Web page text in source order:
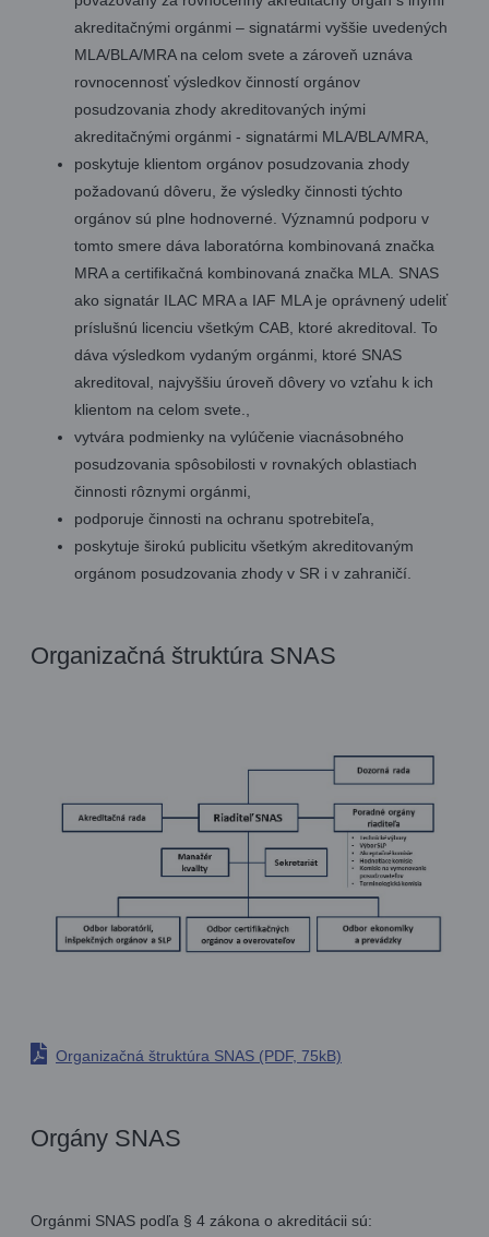
akreditačnými orgánmi – signatármi vyššie uvedených
MLA/BLA/MRA na celom svete a zároveň uznáva
rovnocennosť výsledkov činností orgánov
posudzovania zhody akreditovaných inými
akreditačnými orgánmi - signatármi MLA/BLA/MRA,
poskytuje klientom orgánov posudzovania zhody
požadovanú dôveru, že výsledky činnosti týchto
orgánov sú plne hodnoverné. Významnú podporu v
tomto smere dáva laboratórna kombinovaná značka
MRA a certifikačná kombinovaná značka MLA. SNAS
ako signatár ILAC MRA a IAF MLA je oprávnený udeliť
príslušnú licenciu všetkým CAB, ktoré akreditoval. To
dáva výsledkom vydaným orgánmi, ktoré SNAS
akreditoval, najvyššiu úroveň dôvery vo vzťahu k ich
klientom na celom svete.,
vytvára podmienky na vylúčenie viacnásobného
posudzovania spôsobilosti v rovnakých oblastiach
činnosti rôznymi orgánmi,
podporuje činnosti na ochranu spotrebiteľa,
poskytuje širokú publicitu všetkým akreditovaným
orgánom posudzovania zhody v SR i v zahraničí.
Organizačná štruktúra SNAS
Organizačná štruktúra SNAS (PDF, 75kB)
Orgány SNAS
Orgánmi SNAS podľa § 4 zákona o akreditácii sú: